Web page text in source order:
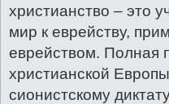
христианство – это
мир к еврейству,
еврейством. Полная
христианской
сионистскому